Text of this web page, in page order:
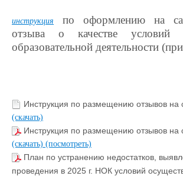
инструкция
по оформлению на
отзыва о качестве условий
образовательной деятельности
Инструкция по размещению отзывов на
(скачать)
Инструкция по размещению отзывов на
(скачать) (посмотреть)
План по устранению недостатков,
проведения в 2025 г. НОК условий